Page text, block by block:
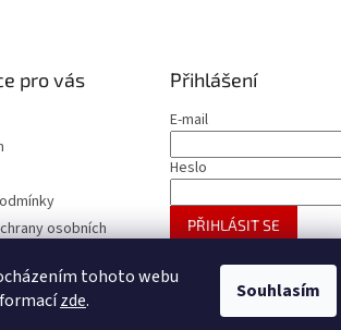
tohoto webu
zde. Souhlasím
pro vás
osobních
Přihlášení
E-mail
Heslo
PŘIHLÁSIT SE